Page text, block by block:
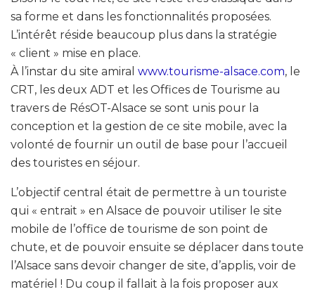
sa forme et dans les fonctionnalités proposées.
L’intérêt réside beaucoup plus dans la stratégie
« client » mise en place.
À l’instar du site amiral www.tourisme-alsace.com, le
CRT, les deux ADT et les Offices de Tourisme au
travers de RésOT-Alsace se sont unis pour la
conception et la gestion de ce site mobile, avec la
volonté de fournir un outil de base pour l’accueil
des touristes en séjour.
L’objectif central était de permettre à un touriste
qui « entrait » en Alsace de pouvoir utiliser le site
mobile de l’office de tourisme de son point de
chute, et de pouvoir ensuite se déplacer dans toute
l’Alsace sans devoir changer de site, d’applis, voir de
matériel ! Du coup il fallait à la fois proposer aux